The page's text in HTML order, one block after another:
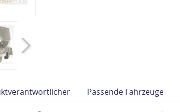
Passende Fahrzeuge